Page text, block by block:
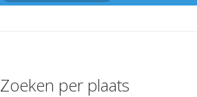
Zoeken per plaats